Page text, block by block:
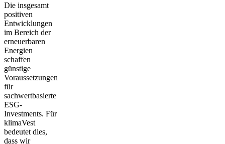
Die insgesamt
positiven
Entwicklungen
im Bereich der
erneuerbaren
Energien
schaffen
günstige
Voraussetzungen
für
sachwertbasierte
ESG-
Investments. Für
klimaVest
bedeutet dies,
dass wir